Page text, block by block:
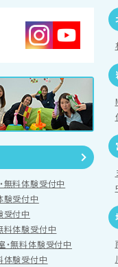
無料体験受付中
験受付中
受付中
料体験受付中
無料体験受付中
体験受付中